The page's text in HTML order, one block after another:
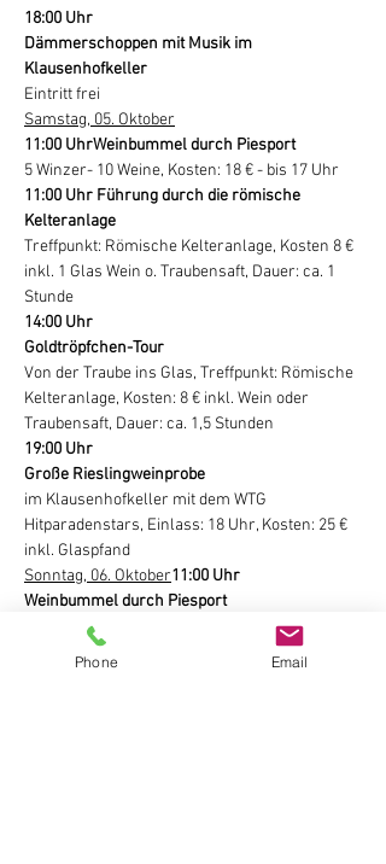
18:00 Uhr
Dämmerschoppen mit Musik im
Klausenhofkeller
Eintritt frei
Samstag, 05. Oktober
11:00 UhrWeinbummel durch Piesport
11:00 Uhr Führung durch die römische
Kelteranlage
Treffpunkt: Römische Kelteranlage, Kosten 8 €
inkl. 1 Glas Wein o. Traubensaft, Dauer: ca. 1
14:00 Uhr
Goldtröpfchen-Tour
Von der Traube ins Glas, Treffpunkt: Römische
Kelteranlage, Kosten: 8 € inkl. Wein oder
19:00 Uhr
Große Rieslingweinprobe
im Klausenhofkeller mit dem WTG
Hitparadenstars, Einlass: 18 Uhr, Kosten: 25 €
inkl. Glaspfand
Sonntag, 06. Oktober11:00 Uhr
Weinbummel durch Piesport
11:30 Uhr Phone Email